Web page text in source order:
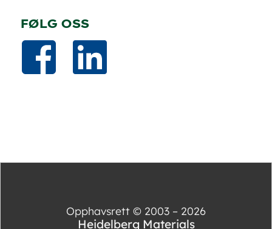
FØLG OSS
Opphavsrett © 2003 – 2026
Heidelberg Materials